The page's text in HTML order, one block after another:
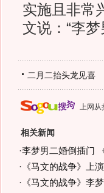
实施且非常
文说：“李
二月二抬头龙见喜
上网从
相关新闻
·李梦男二婚倒插门
· 《马文的战争》上
· 《马文的战争》李